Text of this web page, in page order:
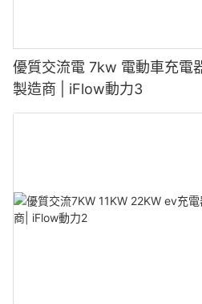
優質交流電 7kw 電動車充電
製造商 | iFlow動力3